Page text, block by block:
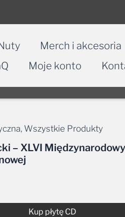
Merch i akcesoria
Moje konto
, Wszystkie Produkty
– XLVI
Kup płytę CD